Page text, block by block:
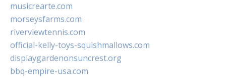
musicrearte.com
morseysfarms.com
riverviewtennis.com
official-kelly-toys-squishmallows.com
displaygardenonsuncrest.org
bbq-empire-usa.com